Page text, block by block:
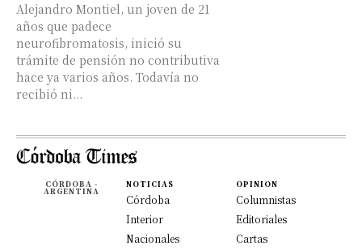
Alejandro Montiel, un joven de 21
años que padece
neurofibromatosis, inició su
trámite de pensión no contributiva
hace ya varios años. Todavía no
recibió ni...
CÓRDOBA -
ARGENTINA
NOTICIAS
Córdoba
Interior
Nacionales
OPINION
Columnistas
Editoriales
Cartas